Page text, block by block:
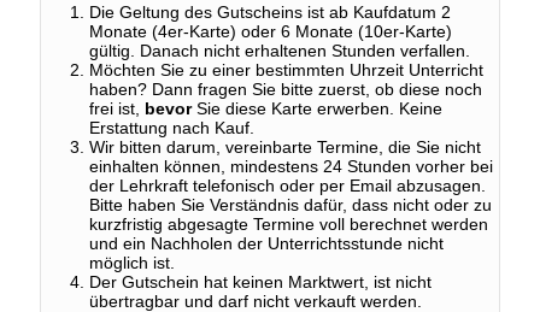
Die Geltung des Gutscheins ist ab Kaufdatum 2
Monate (4er-Karte) oder 6 Monate (10er-Karte)
gültig. Danach nicht erhaltenen Stunden verfallen.
Möchten Sie zu einer bestimmten Uhrzeit Unterricht
haben? Dann fragen Sie bitte zuerst, ob diese noch
frei ist, bevorSie diese Karte erwerben. Keine
Erstattung nach Kauf.
Wir bitten darum, vereinbarte Termine, die Sie nicht
einhalten können, mindestens 24 Stunden vorher bei
der Lehrkraft telefonisch oder per Email abzusagen.
Bitte haben Sie Verständnis dafür, dass nicht oder zu
kurzfristig abgesagte Termine voll berechnet werden
und ein Nachholen der Unterrichtsstunde nicht
möglich ist.
Der Gutschein hat keinen Marktwert, ist nicht
übertragbar und darf nicht verkauft werden.